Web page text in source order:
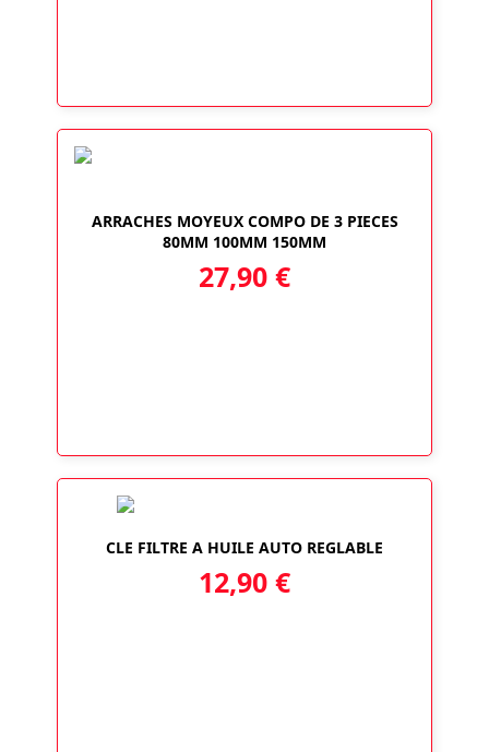
ARRACHES MOYEUX COMPO DE 3 PIECES
80MM 100MM 150MM
27,90 €
CLE FILTRE A HUILE AUTO REGLABLE
12,90 €